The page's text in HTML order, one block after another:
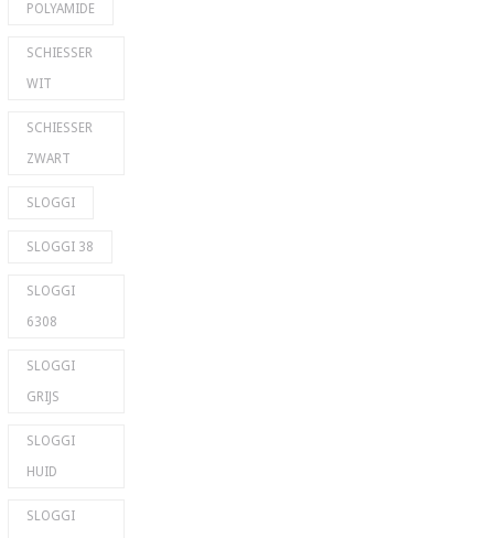
POLYAMIDE
SCHIESSER
WIT
SCHIESSER
ZWART
SLOGGI
SLOGGI 38
SLOGGI
6308
SLOGGI
GRIJS
SLOGGI
HUID
SLOGGI